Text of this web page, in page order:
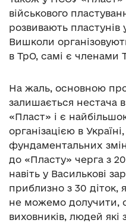
військового
розвивають
Вишколи
в ТрО, самі є членами
На жаль, основною
залишається нестача
«Пласт» і є
організацією в
фундаментальних
до «Пласту» черга з
навіть у Василькові
приблизно з 30 діток,
не можемо долучити,
виховників, людей